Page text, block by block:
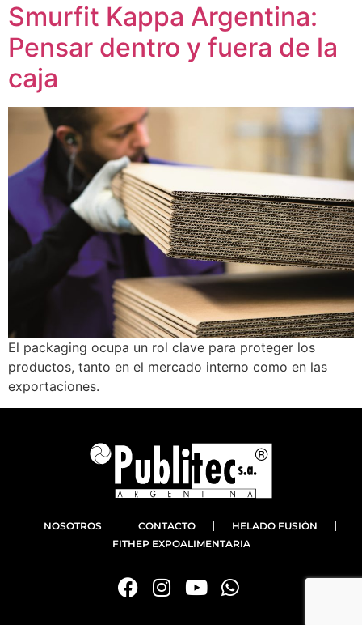
Smurfit Kappa Argentina:
Pensar dentro y fuera de la
caja
El packaging ocupa un rol clave para proteger los
productos, tanto en el mercado interno como en las
exportaciones.
NOSOTROS CONTACTO
HELADO FUSIÓN
FITHEP EXPOALIMENTARIA